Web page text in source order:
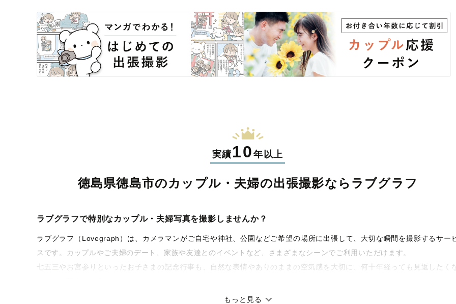
実績10年以上
徳島県徳島市のカップル・夫婦の出張撮影なら ラブグラフ
ラブグラフで特別なカップル・夫婦写真を撮影しませんか？
ラブグラフ（Lovegraph）は、カメラマンがご自宅や神社、公園などご希望の場所に出張して、大切な瞬間を撮影するサー
スです。カップルやご夫婦のデート、家族や友達とのイベントなど、さまざまなシーンでご利用いただけます。
七五三やお宮参りといったお子さまの記念行事も、自然な表情やありのままの空気感を大切に、何十年経っても見返したく
もっと見る